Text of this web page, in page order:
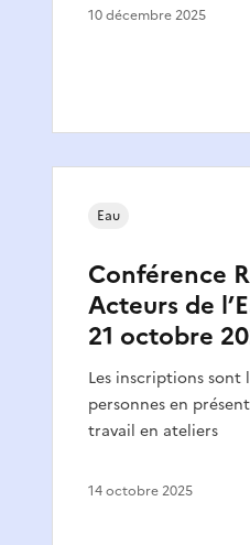
10 décembre 2025
Conférence
Acteurs de
21 octobre
Les inscriptions sont
personnes en
travail en ateliers
Eau
14 octobre 2025